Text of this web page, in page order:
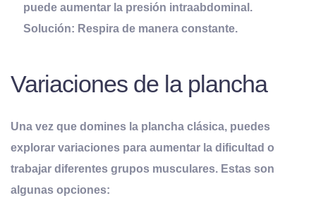
puede aumentar la presión intraabdominal.
Solución: Respira de manera constante.
Variaciones de la plancha
Una vez que domines la plancha clásica, puedes
explorar variaciones para aumentar la dificultad o
trabajar diferentes grupos musculares. Estas son
algunas opciones: